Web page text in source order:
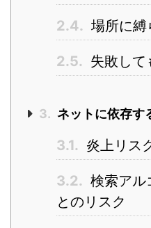
2.4. 場所に縛
2.5. 失敗して
3. ネットに依存す
3.1. 炎上リス
3.2. 検索アル
とのリスク